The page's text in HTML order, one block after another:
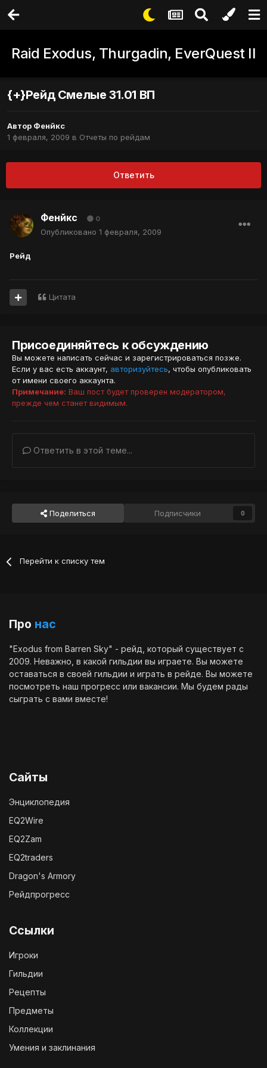
Raid Exodus, Thurgadin, EverQuest II
{+}Рейд Смелые 31.01 ВП
Автор Фенйкс
1 февраля, 2009 в Отчеты по рейдам
Ответить
Фенйкс 0
Опубликовано 1 февраля, 2009
Рейд
Цитата
Присоединяйтесь к обсуждению
Вы можете написать сейчас и зарегистрироваться позже.
Если у вас есть аккаунт, авторизуйтесь, чтобы опубликовать
от имени своего аккаунта.
Примечание: Ваш пост будет проверен модератором,
прежде чем станет видимым.
Ответить в этой теме...
Поделиться Подписчики 0
Перейти к списку тем
Про нас
"Exodus from Barren Sky" - рейд, который существует с
2009. Неважно, в какой гильдии вы играете. Вы можете
оставаться в своей гильдии и играть в рейде. Вы можете
посмотреть наш прогресс или вакансии. Мы будем рады
сыграть с вами вместе!
Сайты
Энциклопедия
EQ2Wire
EQ2Zam
EQ2traders
Dragon's Armory
Рейдпрогресс
Ссылки
Игроки
Гильдии
Рецепты
Предметы
Коллекции
Умения и заклинания